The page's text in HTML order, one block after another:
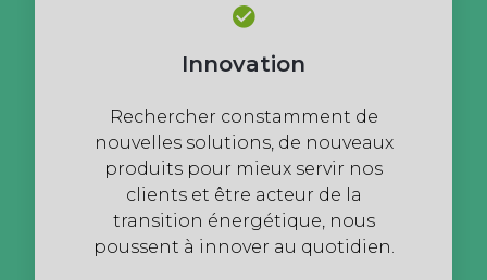
Innovation
Rechercher constamment de
nouvelles solutions, de nouveaux
produits pour mieux servir nos
clients et être acteur de la
transition énergétique, nous
poussent à innover au quotidien.